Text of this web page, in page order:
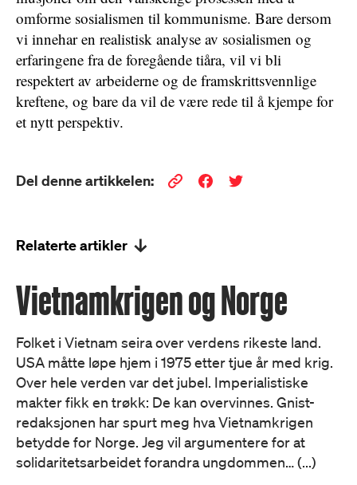
omforme sosialismen til kommunisme. Bare dersom
vi innehar en realistisk analyse av sosialismen og
erfaringene fra de foregående tiåra, vil vi bli
respektert av arbeiderne og de framskrittsvennlige
kreftene, og bare da vil de være rede til å kjempe for
et nytt perspektiv.
Del denne artikkelen:
Relaterte artikler
Vietnamkrigen og Norge
Folket i Vietnam seira over verdens rikeste land.
USA måtte løpe hjem i 1975 etter tjue år med krig.
Over hele verden var det jubel. Imperialistiske
makter fikk en trøkk: De kan overvinnes. Gnist-
redaksjonen har spurt meg hva Vietnamkrigen
betydde for Norge. Jeg vil argumentere for at
solidaritetsarbeidet forandra ungdommen… (...)